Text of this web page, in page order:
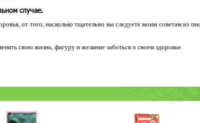
случае.
от того, насколько тщательно вы следуете моим советам из
свою жизнь, фигуру и желание заботься о своем здоровье.